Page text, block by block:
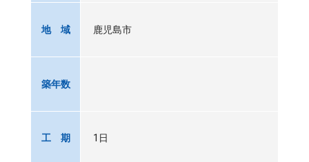
地 域 鹿児島市
築年数
工 期 1日